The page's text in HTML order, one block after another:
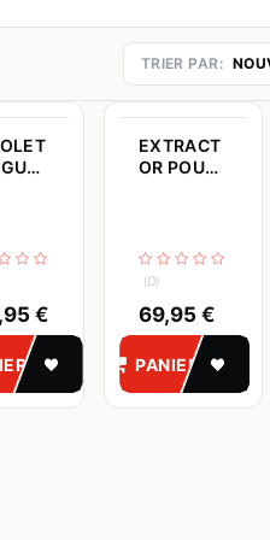
TRIER PAR:
€
EXTRACT
OR POUR
(0)
69,95 €
PANIER